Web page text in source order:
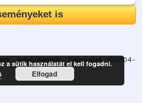
is
©2004-
a sütik használatát el kell fogadni.
Elfogad